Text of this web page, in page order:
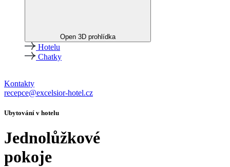
Open 3D prohlídka
Hotelu
Chatky
Kontakty
recepce@excelsior-hotel.cz
Ubytování v hotelu
Jednolůžkové
pokoje